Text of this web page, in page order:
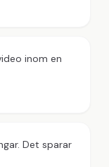
inom en
Det sparar